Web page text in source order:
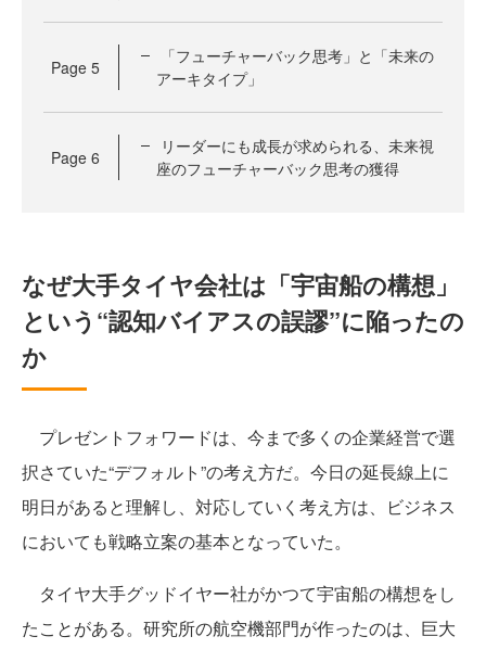
Page 5
「フューチャーバック思考」と「未来の
アーキタイプ」
Page 6
リーダーにも成長が求められる、未来視
座のフューチャーバック思考の獲得
なぜ大手タイヤ会社は「宇宙船の構想」
という“認知バイアスの誤謬”に陥ったの
か
プレゼントフォワードは、今まで多くの企業経営で選
択さていた“デフォルト”の考え方だ。今日の延長線上に
明日があると理解し、対応していく考え方は、ビジネス
においても戦略立案の基本となっていた。
タイヤ大手グッドイヤー社がかつて宇宙船の構想をし
たことがある。研究所の航空機部門が作ったのは、巨大